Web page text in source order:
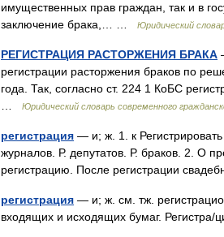
имущественных прав граждан, так и в
заключение брака,… …
Юридический
РЕГИСТРАЦИЯ РАСТОРЖЕНИЯ БРАКА
регистрации расторжения браков по
года. Так, согласно ст. 224 1 КоБС
Юридический словарь современного
регистрация — и; ж. 1. к
журналов. Р. депутатов. Р. браков. 2. О
регистрацию. После регистрации
регистрация — и; ж. см. тж.
входящих и исходящих бумаг. Регистра/